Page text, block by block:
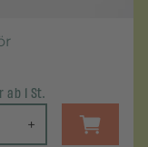
ab 1 St.
+